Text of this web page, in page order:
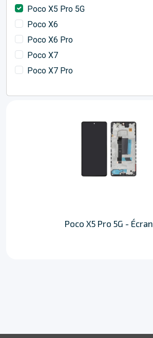
Poco X5 Pro 5G
Poco X6
Poco X6 Pro
Poco X7
Poco X7 Pro
Poco X5 Pro 5G - Écran